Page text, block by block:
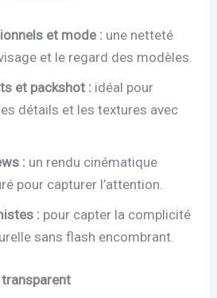
et mode : une netteté
et le regard des modèles.
et packshot : idéal pour
détails et les textures avec
: un rendu cinématique
pour capturer l’attention.
: pour capter la complicité
sans flash encombrant.